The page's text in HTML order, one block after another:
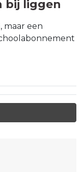
bij liggen
maar een